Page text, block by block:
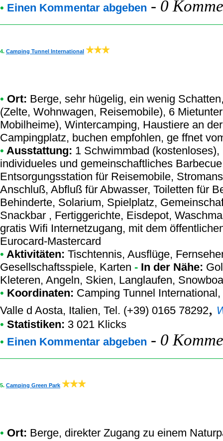
• Einen Kommentar abgeben - 0
4. Camping Tunnel International
• Ort: Berge, sehr hügelig, ein wenig
(Zelte, Wohnwagen, Reisemobile), 6
Mobilheime), Wintercamping, Haustiere an
Campingplatz, buchen empfohlen, ge ffnet
• Ausstattung: 1 Schwimmbad
individueles und gemeinschaftliches
Entsorgungsstation für Reisemobile,
Anschluß, Abfluß für Abwasser, Toiletten für
Behinderte, Solarium, Spielplatz,
Snackbar , Fertiggerichte, Eisdepot,
gratis Wifi Internetzugang, mit dem
Eurocard-Mastercard
• Aktivitäten: Tischtennis, Ausflüge,
Gesellschaftsspiele, Karten - In der Nähe:
Kleteren, Angeln, Skien, Langlaufen,
• Koordinaten: Camping Tunnel International
Valle d Aosta, Italien, Tel. (+39) 0165 78292,
• Statistiken: 3 021 Klicks
• Einen Kommentar abgeben - 0
5. Camping Green Park
• Ort: Berge, direkter Zugang zu einem